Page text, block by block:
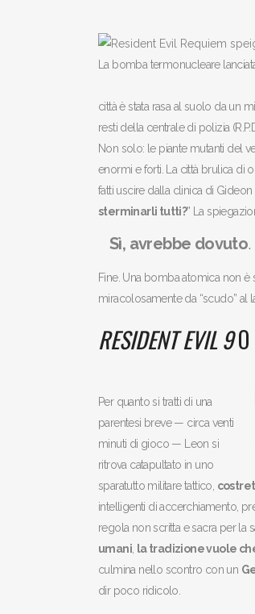
La bomba termonucleare
città è stata rasa al suolo da un
resti della centrale di polizia
Non solo: le piante mutanti del
enormi e forti. La città brulica di
fatti uscire dalla clinica di
sterminarli tutti?” La
Sì, avrebbe dovuto.
Fine. Una bomba atomica non
miracolosamente da “scudo” al
RESIDENT EVIL 9O
Per quanto si tratti di una
parentesi breve — circa venti
minuti di gioco — Leon si
ritrova catapultato in uno
sparatutto militare tattico,
intelligenti di accerchiamento,
regola non scritta e sacra per la
umani la tradizione vuole
culmina nello scontro con un
dir poco ridicolo.